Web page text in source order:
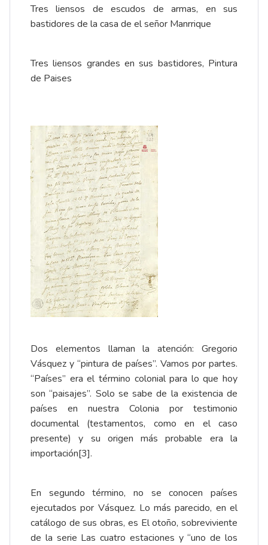
Tres liensos de escudos de armas, en sus
bastidores de la casa de el señor Manrrique
Tres liensos grandes en sus bastidores, Pintura
de Paises
Dos elementos llaman la atención: Gregorio
Vásquez y “pintura de países”. Vamos por partes.
“Países” era el término colonial para lo que hoy
son “paisajes”. Solo se sabe de la existencia de
países en nuestra Colonia por testimonio
documental (testamentos, como en el caso
presente) y su origen más probable era la
importación[3].
En segundo término, no se conocen países
ejecutados por Vásquez. Lo más parecido, en el
catálogo de sus obras, es El otoño, sobreviviente
de la serie Las cuatro estaciones y “uno de los